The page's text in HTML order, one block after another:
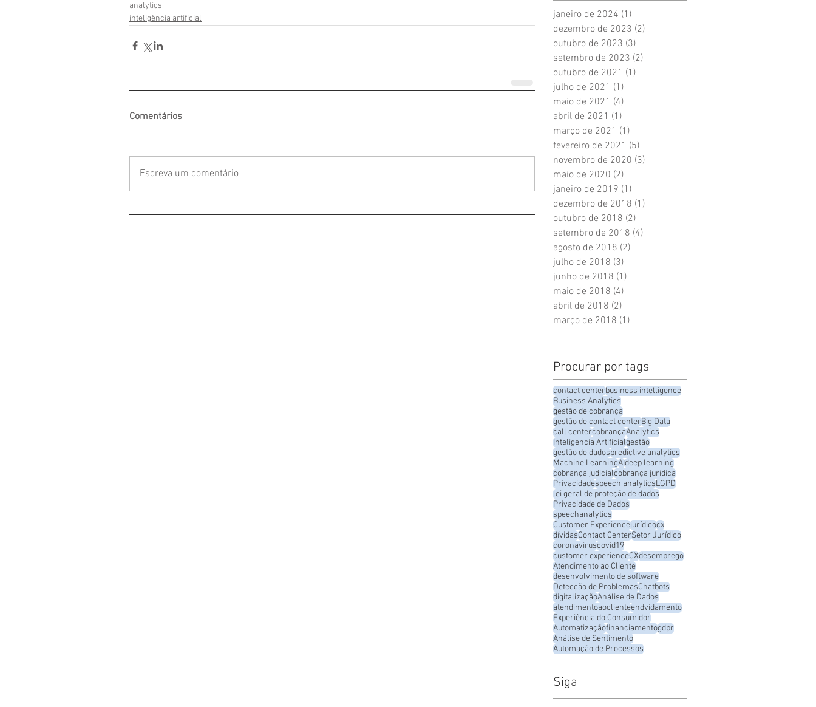
analytics
inteligência artificial
Comentários
Escreva um comentário
janeiro de 2024 (1)
dezembro de 2023 (2)
outubro de 2023 (3)
setembro de 2023 (2)
outubro de 2021 (1)
julho de 2021 (1)
maio de 2021 (4)
abril de 2021 (1)
março de 2021 (1)
fevereiro de 2021 (5)
novembro de 2020 (3)
maio de 2020 (2)
janeiro de 2019 (1)
dezembro de 2018 (1)
outubro de 2018 (2)
setembro de 2018 (4)
agosto de 2018 (2)
julho de 2018 (3)
junho de 2018 (1)
maio de 2018 (4)
abril de 2018 (2)
março de 2018 (1)
Procurar por tags
contact centerbusiness intelligence
Business Analytics
gestão de cobrança
gestão de contact centerBig Data
call centercobrançaAnalytics
Inteligencia Artificialgestão
gestão de dadospredictive analytics
Machine LearningAIdeep learning
cobrança judicialcobrança jurídica
Privacidadespeech analyticsLGPD
lei geral de proteção de dados
Privacidade de Dados
speechanalytics
Customer Experiencejurídicocx
dívidasContact CenterSetor Jurídico
coronaviruscovid19
customer experienceCXdesemprego
Atendimento ao Cliente
desenvolvimento de software
Detecção de ProblemasChatbots
digitalizaçãoAnálise de Dados
atendimentoaoclienteendvidamento
Experiência do Consumidor
Automatizaçãofinanciamentogdpr
Análise de Sentimento
Automação de Processos
Siga